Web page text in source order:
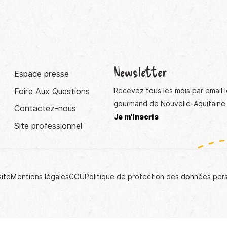
Espace presse
Foire Aux Questions
Contactez-nous
Site professionnel
Newsletter
Recevez tous les mois par email
gourmand de Nouvelle-Aquitaine
Je m'inscris
Mentions légalesCGUPolitique de protection des données